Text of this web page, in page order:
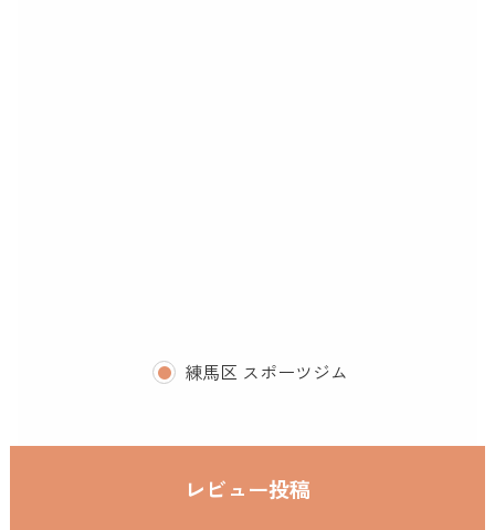
練馬区 スポーツジム
レビュー投稿